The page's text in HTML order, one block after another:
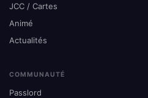
JCC / Cartes
Animé
Actualités
COMMUNAUTÉ
Passlord